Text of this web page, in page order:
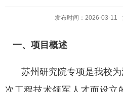
发布时间：2026-03-11
一、项目概述
苏州研究院专项是我校
次工程技术领军人才而设立